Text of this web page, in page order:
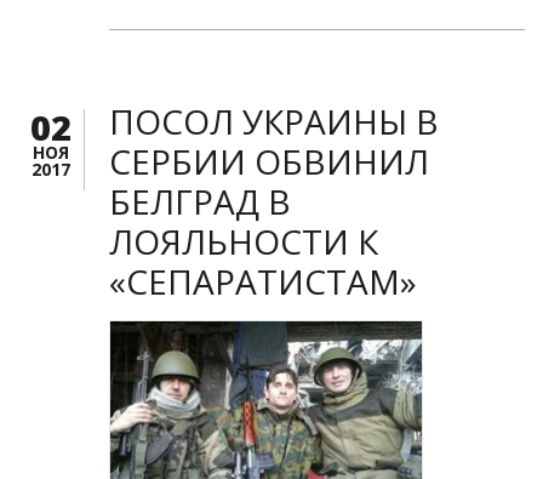
02
НОЯ
2017
ПОСОЛ УКРАИНЫ В
СЕРБИИ ОБВИНИЛ
БЕЛГРАД В
ЛОЯЛЬНОСТИ К
«СЕПАРАТИСТАМ»